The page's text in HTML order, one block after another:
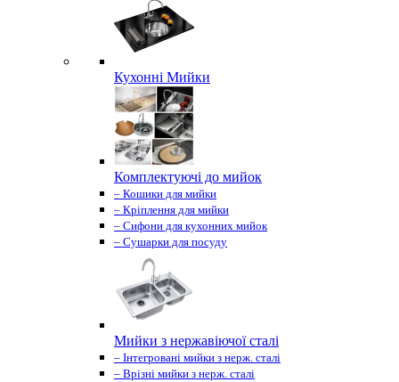
Кухонні Мийки
Комплектуючі до мийок
– Кошики для мийки
– Кріплення для мийки
– Сифони для кухонних мийок
– Сушарки для посуду
Мийки з нержавіючої сталі
– Інтегровані мийки з нерж. сталі
– Врізні мийки з нерж. сталі